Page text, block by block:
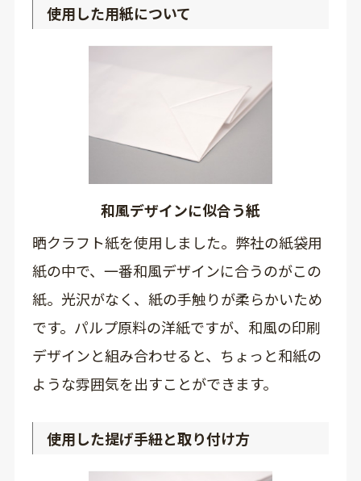
使用した用紙について
和風デザインに似合う紙
晒クラフト紙を使用しました。弊社の紙袋用
紙の中で、一番和風デザインに合うのがこの
紙。光沢がなく、紙の手触りが柔らかいため
です。パルプ原料の洋紙ですが、和風の印刷
デザインと組み合わせると、ちょっと和紙の
ような雰囲気を出すことができます。
使用した提げ手紐と取り付け方